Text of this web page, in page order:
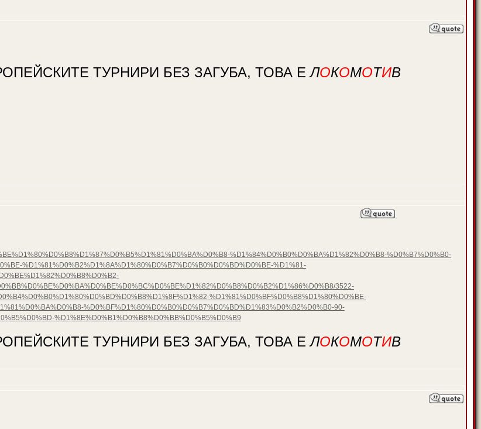
ТУРНИРИ БЕЗ ЗАГУБА, ТОВА ЕЛОКОМОТИВ
%D1%84%D0%B0%D0%BA%D1%82%D0%B8-%D0%B7%D0%B0-
%D1%81%D0%B2%D1%8A%D1%80%D0%B7%D0%B0%D0%BD%D0%BE-%D1%81-
3522-
%D1%81%D0%BF%D0%B8%D1%80%D0%BE-
%D0%BF%D1%80%D0%B0%D0%B7%D0%BD%D1%83%D0%B2%D0%B0-90-
%D1%8E%D0%B1%D0%B8%D0%BB%D0%B5%D0%B9
ТУРНИРИ БЕЗ ЗАГУБА, ТОВА ЕЛОКОМОТИВ